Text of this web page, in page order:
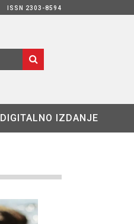
ISSN 2303-8594
DIGITALNO IZDANJE